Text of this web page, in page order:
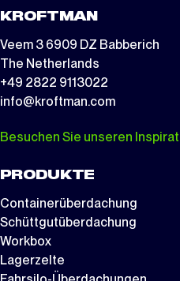
KROFTMAN
Veem 3 6909 DZ Babberich
The Netherlands
+49 2822 9113022
info@kroftman.com
Besuchen Sie unseren
PRODUKTE
Containerüberdachung
Schüttgutüberdachung
Workbox
Lagerzelte